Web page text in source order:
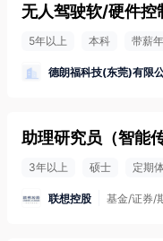
无人驾驶软/硬件控
5年以上 本科 带薪
德朗福科技(东莞)有限
助理研究员（智能
3年以上 硕士 定期
联想控股 基金/证券/